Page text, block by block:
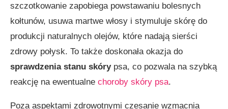
szczotkowanie zapobiega powstawaniu bolesnych
kołtunów, usuwa martwe włosy i stymuluje skórę do
produkcji naturalnych olejów, które nadają sierści
zdrowy połysk. To także doskonała okazja do
sprawdzenia stanu skórypsa, co pozwala na szybką
reakcję na ewentualne choroby skóry psa.
Poza aspektami zdrowotnymi czesanie wzmacnia